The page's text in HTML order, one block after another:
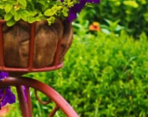
ПРЯНЫЕ РАСТЕНИЯ,
просмотра